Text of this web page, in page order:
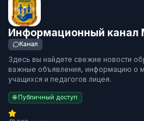
Информационный
Канал
Здесь вы найдете свежие новости
важные объявления, информацию о
учащихся и педагогов лицея.
🌐 Публичный доступ